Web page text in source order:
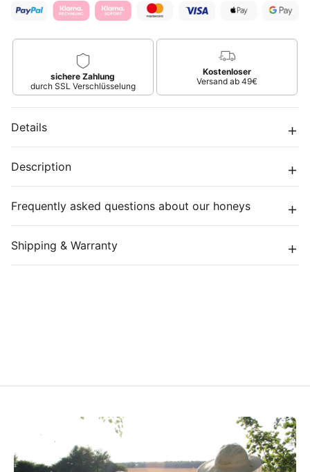
for
Tundra
extract
forest
blossom
honey
from
for
Tundra
extract
arctic
forest
blossom
honey
from
sichere Zahlung
durch SSL Verschlüsselung
Kostenloser
Versand ab 49€
Details
Description
Frequently asked questions about our honeys
Shipping & Warranty